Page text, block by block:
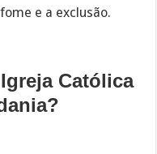
e a exclusão.
Católica